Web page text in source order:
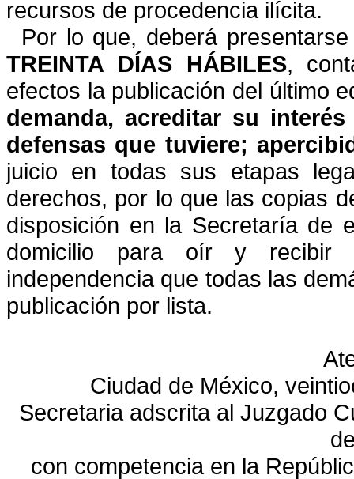
recursos de procedencia ilícita.
Por lo que, deberá
TREINTA DÍAS HÁBILES,
efectos la publicación del último
demanda, acreditar su
defensas que tuviere;
juicio en todas sus etapas
derechos, por lo que las copias
disposición en la Secretaría de
domicilio para oír y recibir
independencia que todas las
publicación por lista.
Ciudad de México,
Secretaria adscrita al Juzgado
con competencia en la